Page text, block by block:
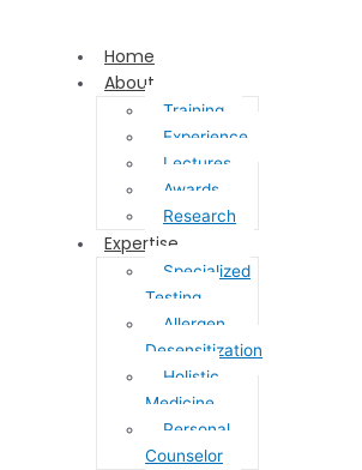
Home
About
Training
Experience
Lectures
Awards
Research
Expertise
Specialized
Testing
Allergen
Desensitization
Holistic
Medicine
Personal
Counselor